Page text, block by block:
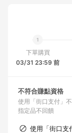
下單購買
03/31 23:59 前
不符合賺點資格
使用「街口支付」
指定品不回饋
使用「街口支